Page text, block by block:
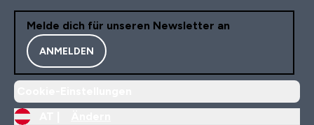
Melde dich für unseren Newsletter an
ANMELDEN